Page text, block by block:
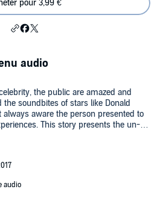
pour 3,99 €
audio
the public are amazed and
soundbites of stars like Donald
aware the person presented to
This story presents the un-
life and experiences. There's
than real life.
(P)2017 Ron Shabazz Shillingford